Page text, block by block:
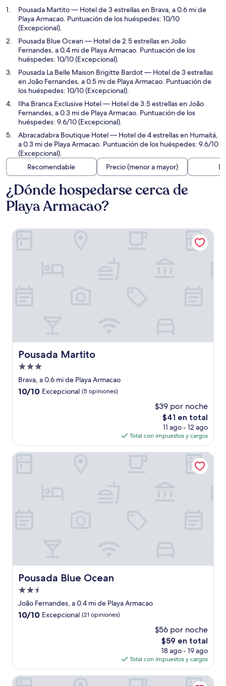
Pousada Martito— Hotel de 3 estrellas en Brava, a 0.6 mi de
Playa Armacao. Puntuación de los huéspedes: 10/10
(Excepcional).
Pousada Blue Ocean— Hotel de 2.5 estrellas en João
Fernandes, a 0.4 mi de Playa Armacao. Puntuación de los
huéspedes: 10/10 (Excepcional).
Pousada La Belle Maison Brigitte Bardot— Hotel de 3 estrellas
en João Fernandes, a 0.5 mi de Playa Armacao. Puntuación de
los huéspedes: 10/10 (Excepcional).
Ilha Branca Exclusive Hotel— Hotel de 3.5 estrellas en João
Fernandes, a 0.3 mi de Playa Armacao. Puntuación de los
huéspedes: 9.6/10 (Excepcional).
Abracadabra Boutique Hotel— Hotel de 4 estrellas en Humaitá,
a 0.3 mi de Playa Armacao. Puntuación de los huéspedes: 9.6/10
(Excepcional).
Recomendable
Precio (menor a mayor)
¿Dónde hospedarse cerca de
Playa Armacao?
Pousada Martito
Pousada Martito
Propiedad
de
3.0
Brava, a 0.6 mi de Playa Armacao
10.0
10/10 Excepcional (5 opiniones)
$39 por noche
El
precio
actual
es
de
$41 en total
11 ago - 12 ago
Total con impuestos y cargos
Pousada Martito
Pousada Blue Ocean
Pousada Blue Ocean
Propiedad
de
2.5
João Fernandes, a 0.4 mi de Playa Armacao
10.0
10/10 Excepcional (21 opiniones)
$56 por noche
El
precio
actual
es
de
$59 en total
18 ago - 19 ago
Total con impuestos y cargos
Pousada Blue Ocean
Pousada La Belle Maison Brigitte Bardot